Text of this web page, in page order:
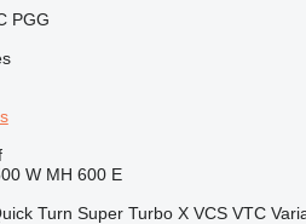
PGG
W MH 600 E
Turn Super Turbo X VCS VTC